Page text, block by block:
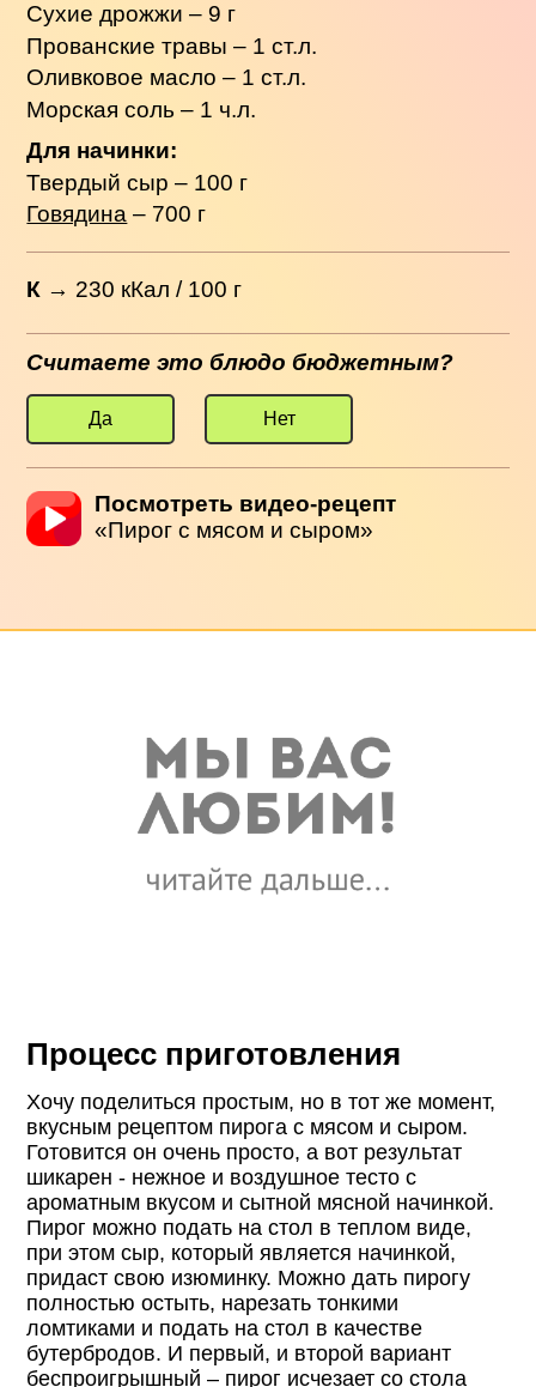
Сухие дрожжи – 9 г
Прованские травы – 1 ст.л.
Оливковое масло – 1 ст.л.
Морская соль – 1 ч.л.
Для начинки:
Твердый сыр – 100 г
Говядина – 700 г
К → 230 кКал / 100 г
Считаете это блюдо бюджетным?
Да Нет
Посмотреть видео-рецепт
«Пирог с мясом и сыром»
Процесс приготовления
Хочу поделиться простым, но в тот же момент,
вкусным рецептом пирога с мясом и сыром.
Готовится он очень просто, а вот результат
шикарен - нежное и воздушное тесто с
ароматным вкусом и сытной мясной начинкой.
Пирог можно подать на стол в теплом виде,
при этом сыр, который является начинкой,
придаст свою изюминку. Можно дать пирогу
полностью остыть, нарезать тонкими
ломтиками и подать на стол в качестве
бутербродов. И первый, и второй вариант
беспроигрышный – пирог исчезает со стола